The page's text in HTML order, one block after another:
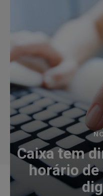
Caixa tem
horário de